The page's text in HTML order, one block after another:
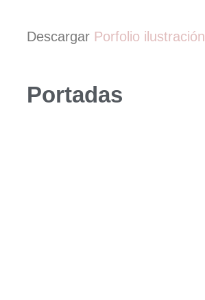
Descargar Porfolio ilustración
Portadas